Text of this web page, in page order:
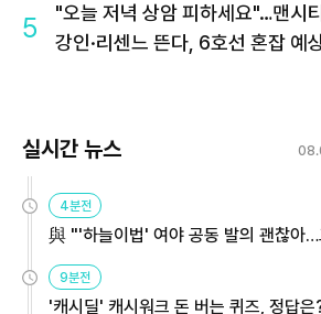
5
"오늘 저녁 상암 피하세요"…맨시티
강인·리센느 뜬다, 6호선 혼잡 예
실시간 뉴스
4분전
與 "'하늘이법' 여야 공동 발의 괜찮아
9분전
'캐시딜' 캐시워크 돈 버는 퀴즈, 정답은